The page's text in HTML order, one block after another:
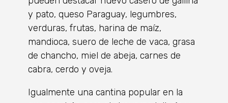
y pato, queso Paraguay, legumbres,
verduras, frutas, harina de maíz,
mandioca, suero de leche de vaca, grasa
de chancho, miel de abeja, carnes de
cabra, cerdo y oveja.
Igualmente una cantina popular en la